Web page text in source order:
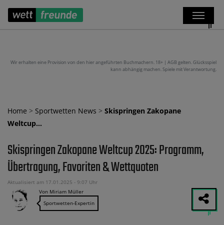
Wir erhalten eine Provision von den hier angeführten Buchmachern. 18+ | AGB gelten. Glücksspiel
kann abhängig machen. Spiele mit Verantwortung.
Home > Sportwetten News > Skispringen Zakopane
Weltcup…
Skispringen Zakopane Weltcup 2025: Programm,
Übertragung, Favoriten & Wettquoten
Aktualisiert am 17.01.2025 - 9:07 Uhr
Von Miriam Müller
Sportwetten-Expertin